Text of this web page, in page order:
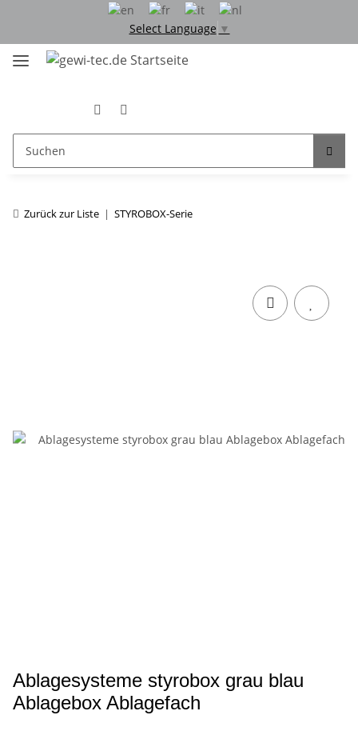
Select Language ▼
Zurück zur Liste STYROBOX-Serie
Ablagesysteme styrobox grau blau
Ablagebox Ablagefach